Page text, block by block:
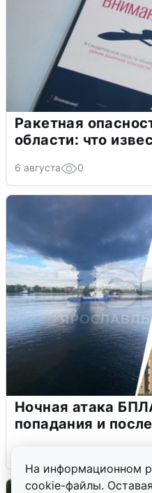
На информационном
cookie-файлы.
Ракетная
области: что
6 августа 0
Ночная атака
попадания и